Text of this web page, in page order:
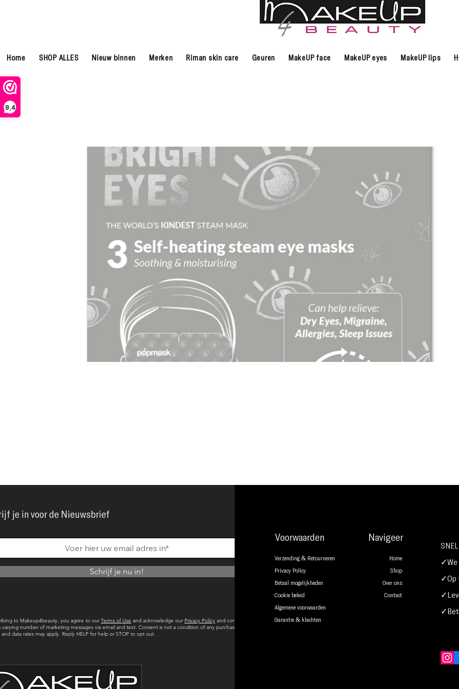
9,4
Home SHOP ALLES Nieuw binnen Merken Riman skin care Geuren MakeUP face MakeUP eyes MakeUP lips
je in voor de Nieuwsbrief
Schrijf je nu in!
to Makeup4beauty, you agree to ourTerms of Use and acknowledge our Privacy Policy and consent to
varying number of marketing messages via email and text. Consent is not a condition of any purchase.
and data rates may apply. Reply HELP for help or STOP to opt out.
Voorwaarden
Verzending & Retourneren
Privacy Policy
Betaal mogelijkheden
Cookie beleid
Algemene voorwaarden
Garantie & klachten
Navigeer
Home
Shop
Over ons
Contact
✓We
✓Op